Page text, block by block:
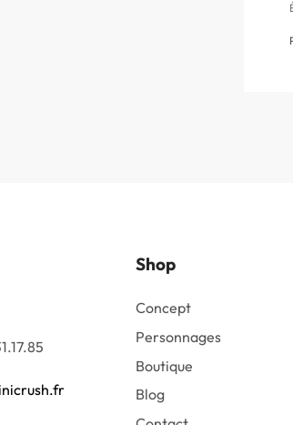
Shop
Concept
Personnages
Boutique
Blog